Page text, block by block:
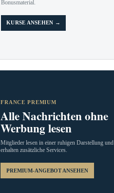
Bonusmaterial.
KURSE ANSEHEN →
FRANCE PREMIUM
Alle Nachrichten ohne
Werbung lesen
Mitglieder lesen in einer ruhigen Darstellung und
erhalten zusätzliche Services.
PREMIUM-ANGEBOT ANSEHEN